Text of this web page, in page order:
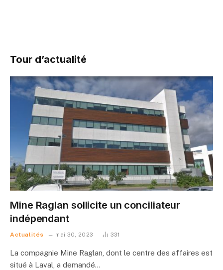
Tour d’actualité
Mine Raglan sollicite un conciliateur
indépendant
Actualités mai 30, 2023 331
La compagnie Mine Raglan, dont le centre des affaires est
situé à Laval, a demandé…